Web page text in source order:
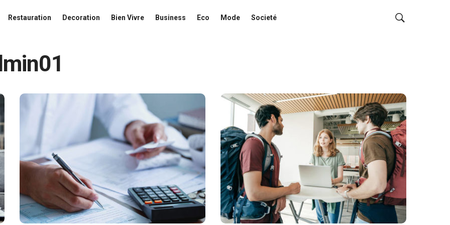
Restauration Decoration Bien Vivre Business Eco Mode Societé